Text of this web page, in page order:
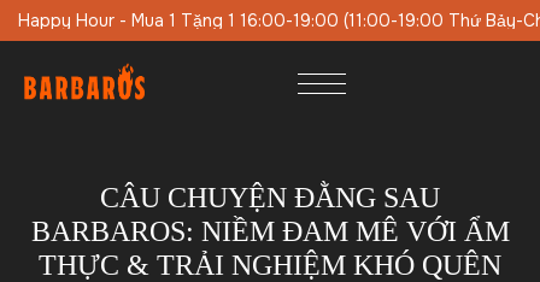
(11:00-19:00 Thứ Bảy-Chủ Nhật) Thực Đơn Trưa Đặc Biệt
CÂU CHUYỆN ĐẰNG SAU
BARBAROS: NIỀM ĐAM MÊ VỚI ẨM
THỰC & TRẢI NGHIỆM KHÓ QUÊN